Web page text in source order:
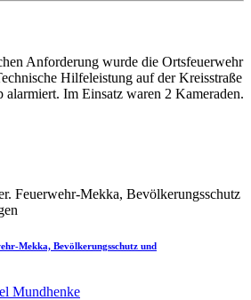
Anforderung wurde die Ortsfeuerwehr
Hilfeleistung auf der Kreisstraße
Im Einsatz waren 2 Kameraden.
Mekka, Bevölkerungsschutz und
Mundhenke